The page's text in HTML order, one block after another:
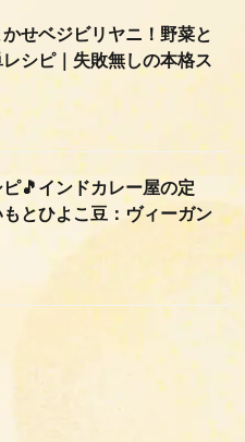
せベジビリヤニ！野菜と
シピ｜失敗無しの本格ス
🎵インドカレー屋の定
とひよこ豆：ヴィーガン